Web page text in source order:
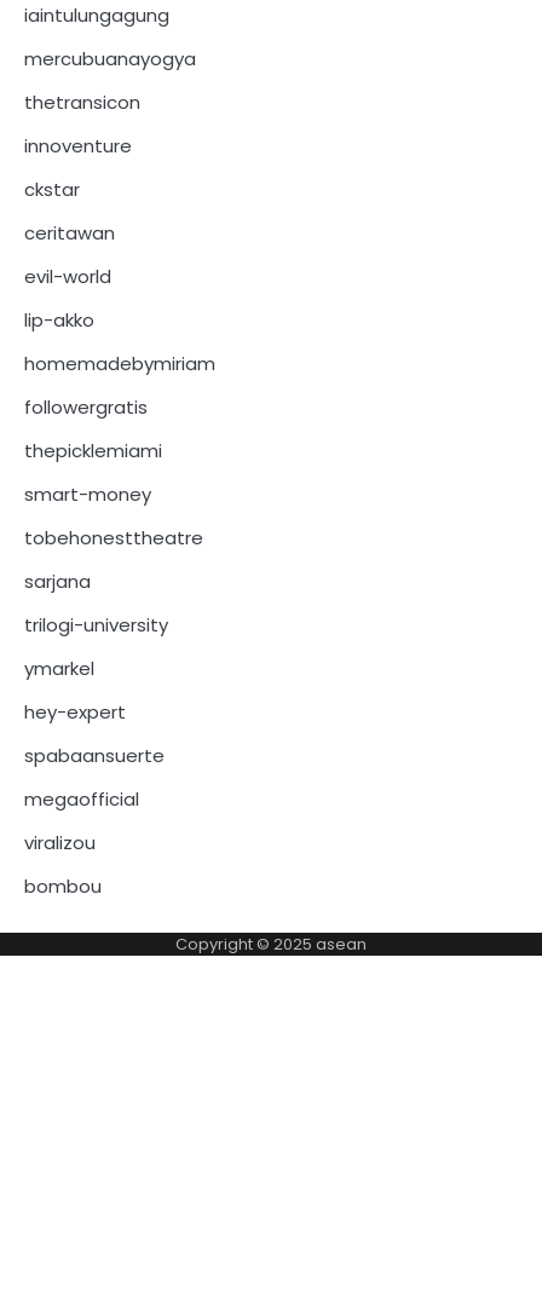
iaintulungagung
mercubuanayogya
thetransicon
innoventure
ckstar
ceritawan
evil-world
lip-akko
homemadebymiriam
followergratis
thepicklemiami
smart-money
tobehonesttheatre
sarjana
trilogi-university
ymarkel
hey-expert
spabaansuerte
megaofficial
viralizou
bombou
Copyright © 2025 asean